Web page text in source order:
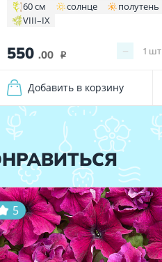
60 см солнце
полутень
VIII–IX
550 .00 i − 1 шт
Добавить в корзину
5